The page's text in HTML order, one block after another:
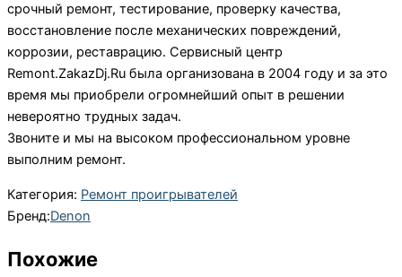
срочный ремонт, тестирование, проверку качества,
восстановление после механических повреждений,
коррозии, реставрацию. Сервисный центр
Remont.ZakazDj.Ru была организована в 2004 году и за это
время мы приобрели огромнейший опыт в решении
невероятно трудных задач.
Звоните и мы на высоком профессиональном уровне
выполним ремонт.
Категория: Ремонт проигрывателей
Бренд:Denon
Похожие